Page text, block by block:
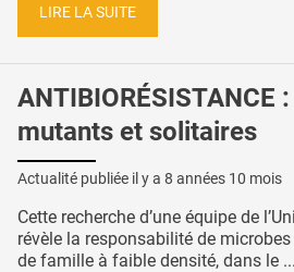
LIRE LA SUITE
ANTIBIORÉSISTANCE
mutants et solitaires
Actualité publiée il y a 8 années 10 mois
Cette recherche d’une équipe de
révèle la responsabilité de
de famille à faible densité, dans le ...